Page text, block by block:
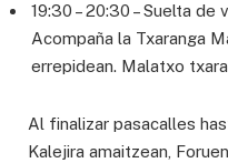
19:30 – 20:30 – Suelta
Acompaña la Txaranga
errepidean. Malatxo
Al finalizar pasacalles
Kalejira amaitzean,